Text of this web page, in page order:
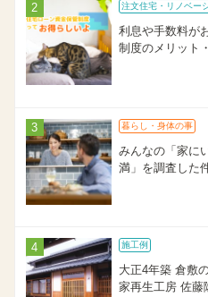
注文住宅・リノベー
利息や手数料が
制度のメリット
暮らし・身体の事
みんなの「家に
満」を調査した
施工例
大正4年築 倉敷
家再生工房 佐藤